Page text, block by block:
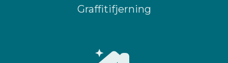
Graffitifjerning